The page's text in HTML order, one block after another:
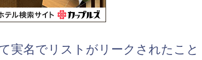
実名でリストがリークされたこと